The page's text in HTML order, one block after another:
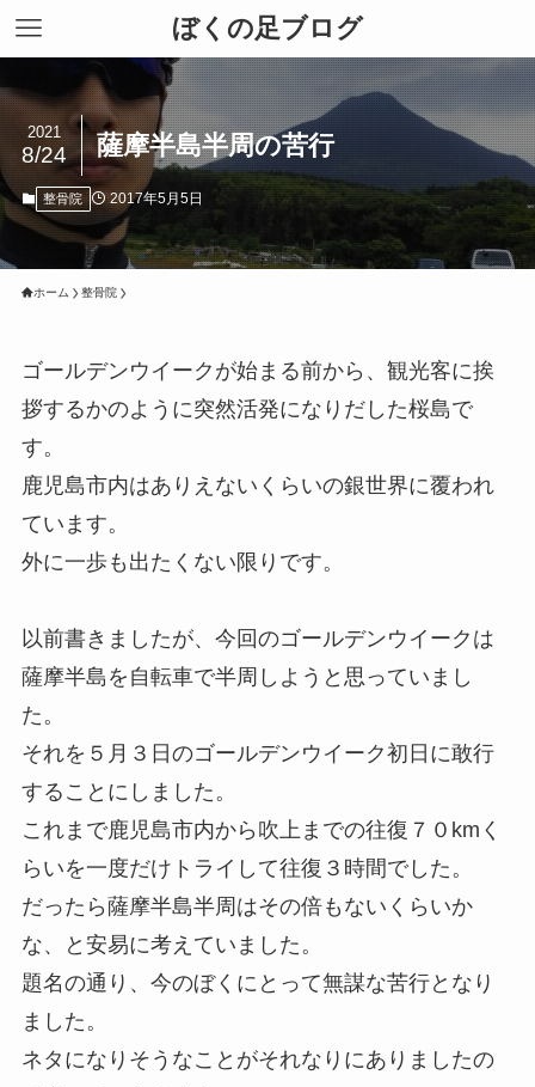
ぼくの足ブログ
薩摩半島半周の苦行
2021
8/24
整骨院 2017年5月5日
ホーム 整骨院
ゴールデンウイークが始まる前から、観光客に挨
拶するかのように突然活発になりだした桜島で
す。
鹿児島市内はありえないくらいの銀世界に覆われ
ています。
外に一歩も出たくない限りです。
以前書きましたが、今回のゴールデンウイークは
薩摩半島を自転車で半周しようと思っていまし
た。
それを５月３日のゴールデンウイーク初日に敢行
することにしました。
これまで鹿児島市内から吹上までの往復７０kmく
らいを一度だけトライして往復３時間でした。
だったら薩摩半島半周はその倍もないくらいか
な、と安易に考えていました。
題名の通り、今のぼくにとって無謀な苦行となり
ました。
ネタになりそうなことがそれなりにありましたの